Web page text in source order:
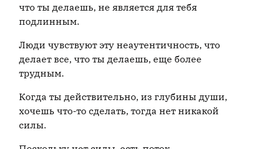
что ты делаешь, не является для тебя
подлинным.
Люди чувствуют эту неаутентичность, что
делает все, что ты делаешь, еще более
трудным.
Когда ты действительно, из глубины души,
хочешь что-то сделать, тогда нет никакой
силы.